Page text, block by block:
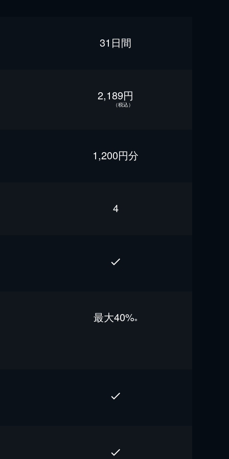
31日間
2,189円
（税込）
1,200円分
4
最⼤40%※